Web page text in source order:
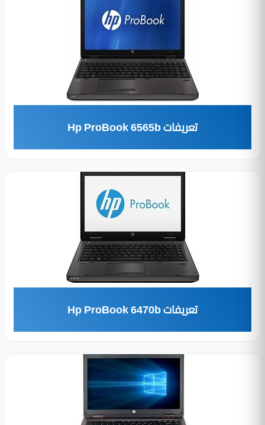
تعريفات Hp ProBook 6565b
تعريفات Hp ProBook 6470b